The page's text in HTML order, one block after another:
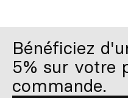
Bénéficiez
5% sur votre
commande.